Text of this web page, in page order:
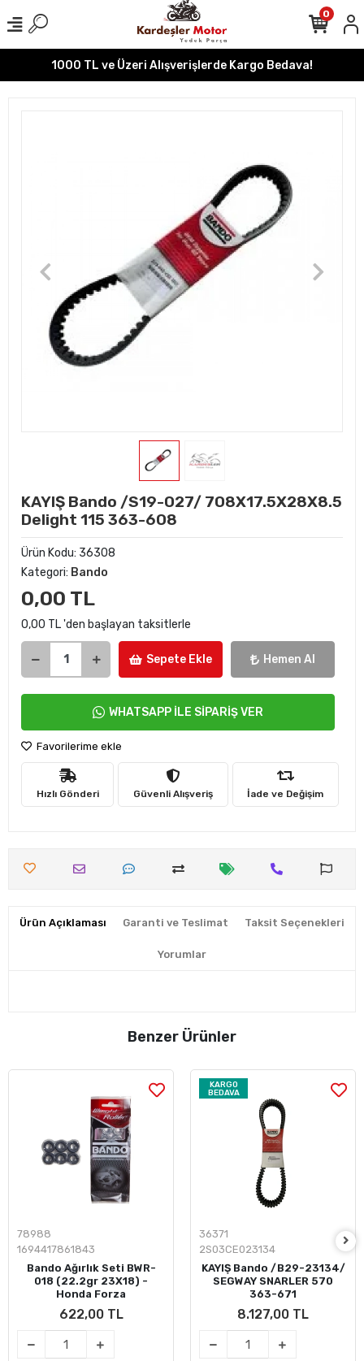
1000 TL ve Üzeri Alışverişlerde Kargo Bedava!
0
KAYIŞ Bando /S19-027/ 708X17.5X28X8.5
Delight 115 363-608
Ürün Kodu: 36308
Kategori: Bando
0,00 TL
0,00 TL 'den başlayan taksitlerle
Sepete Ekle Hemen Al
WHATSAPP İLE SİPARİŞ VER
Favorilerime ekle
Hızlı Gönderi Güvenli Alışveriş İade ve Değişim
Ürün Açıklaması Garanti ve Teslimat Taksit Seçenekleri
Yorumlar
Benzer Ürünler
78988
1694417861843
Bando Ağırlık Seti BWR-
018 (22.2gr 23X18) -
Honda Forza
622,00 TL
KARGO
BEDAVA
36371
2S03CE023134
KAYIŞ Bando /B29-23134/
SEGWAY SNARLER 570
363-671
8.127,00 TL